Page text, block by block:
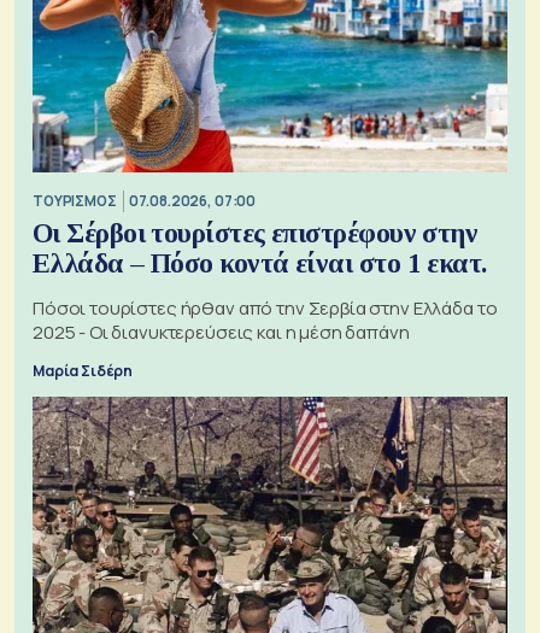
ΤΟΥΡΙΣΜΟΣ 07.08.2026, 07:00
Οι Σέρβοι τουρίστες επιστρέφουν στην
Ελλάδα – Πόσο κοντά είναι στο 1 εκατ.
Πόσοι τουρίστες ήρθαν από την Σερβία στην Ελλάδα το
2025 - Οι διανυκτερεύσεις και η μέση δαπάνη
Μαρία Σιδέρη